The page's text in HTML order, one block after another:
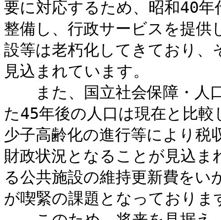
要に対応するため、昭和40
整備し、行政サービスを提
設等は老朽化してきており、
見込まれています。
また、国立社会保障・人
た45年後の人口は現在と比
少子高齢化の進行等により税
財政状況となることが見込
る公共施設の維持更新費を
が喫緊の課題となっておりま